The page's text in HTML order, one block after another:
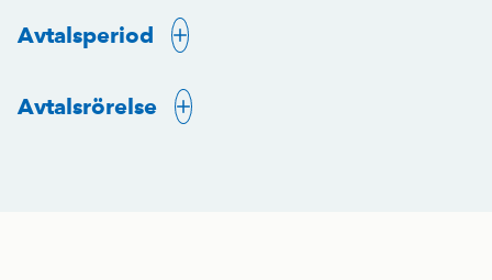
Avtalsperiod
Avtalsrörelse